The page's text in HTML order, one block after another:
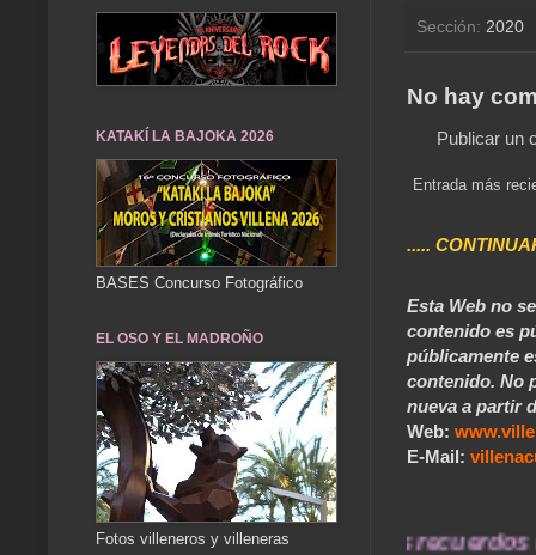
Sección: 2020
No hay
Publicar un
Entrada más
.....
Esta Web no
contenido es
públicamente
contenido. No
nueva a partir
Web:
E-Mail:
... Nuestros recuerdos de ayer
KATAKÍ LA BAJOKA 2026
BASES Concurso Fotográfico
EL OSO Y EL MADROÑO
Fotos villeneros y villeneras